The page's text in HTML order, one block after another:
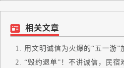
相关文章
用文明诚信为火爆的“五一游”
“毁约退单”！不讲诚信，民宿